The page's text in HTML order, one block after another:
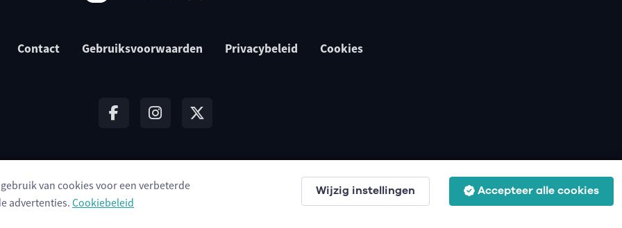
Contact Gebruiksvoorwaarden Privacybeleid Cookies
© 2026 NodeMapp BV
van cookies voor een verbeterde
advertenties. Cookiebeleid
Wijzig instellingen Accepteer alle cookies